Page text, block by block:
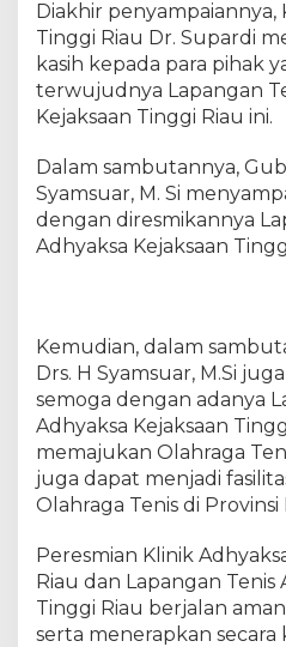
u
Diakhir penyampaiannya,
Tinggi Riau Dr. Supardi
kasih kepada para pihak
terwujudnya Lapangan
Kejaksaan Tinggi Riau ini.
Dalam sambutannya,
Syamsuar, M. Si
dengan diresmikannya
Adhyaksa Kejaksaan
Kemudian, dalam
Drs. H Syamsuar, M.Si
semoga dengan adanya
Adhyaksa Kejaksaan
memajukan Olahraga
juga dapat menjadi
Olahraga Tenis di Provinsi
Peresmian Klinik
Riau dan Lapangan Tenis
Tinggi Riau berjalan
serta menerapkan secara